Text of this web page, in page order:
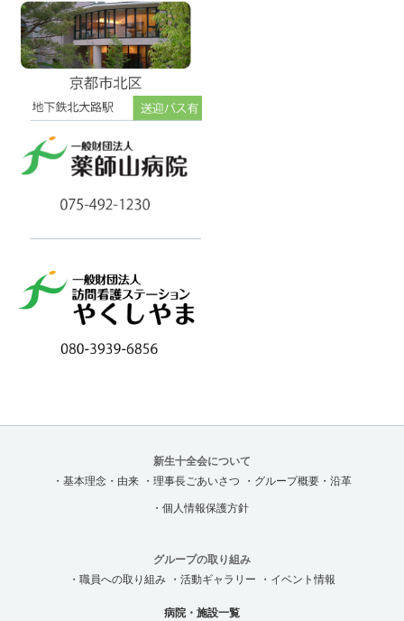
新生十全会について
・基本理念・由来
・理事長ごあいさつ ・グループ概要・沿革
・個人情報保護方針
グループの取り組み
・職員への取り組み
・活動ギャラリー ・イベント情報
病院・施設一覧